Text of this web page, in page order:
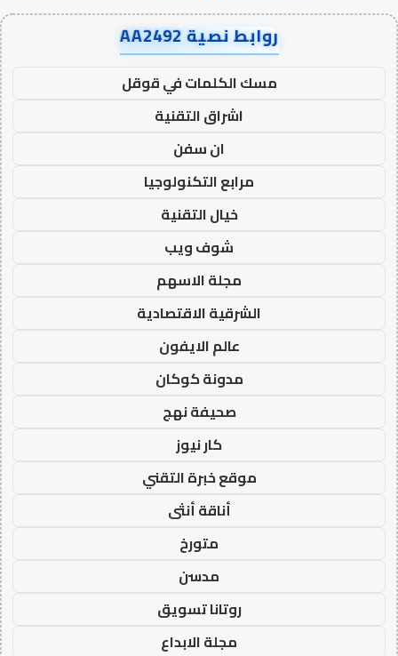
روابط نصية AA2492
مسك الكلمات في قوقل
اشراق التقنية
ان سفن
مرابع التكنولوجيا
خيال التقنية
شوف ويب
مجلة الاسهم
الشرقية الاقتصادية
عالم الايفون
مدونة كوكان
صحيفة نهج
كار نيوز
موقع خبرة التقني
أناقة أنثى
متورخ
مدسن
روتانا تسويق
مجلة الابداع